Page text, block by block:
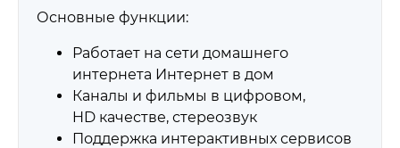
Основные функции:
Работает на сети домашнего
интернета Интернет в дом
Каналы и фильмы в цифровом,
HD качестве, стереозвук
Поддержка интерактивных сервисов